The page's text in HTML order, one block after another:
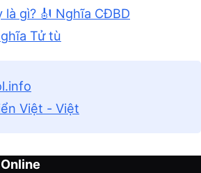
là gì? 🎻 Nghĩa CĐBD
Tử tù
Việt - Việt